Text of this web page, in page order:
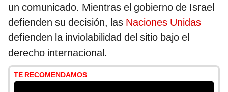
un comunicado. Mientras el gobierno de Israel
defienden su decisión, las Naciones Unidas
defienden la inviolabilidad del sitio bajo el
derecho internacional.
TE RECOMENDAMOS